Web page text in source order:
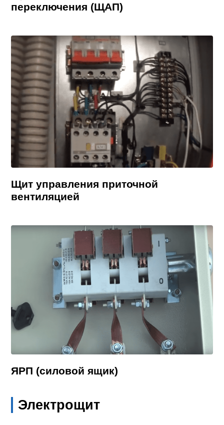
переключения (ЩАП)
Щит управления приточной
вентиляцией
ЯРП (силовой ящик)
Электрощит